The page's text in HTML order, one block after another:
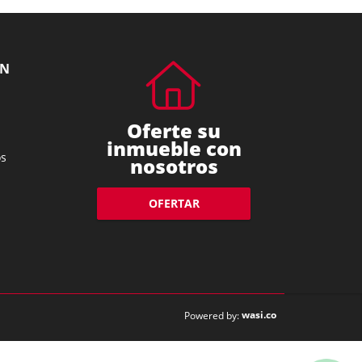
Oferte su
inmueble con
nosotros
OFERTAR
Powered by:wasi.co